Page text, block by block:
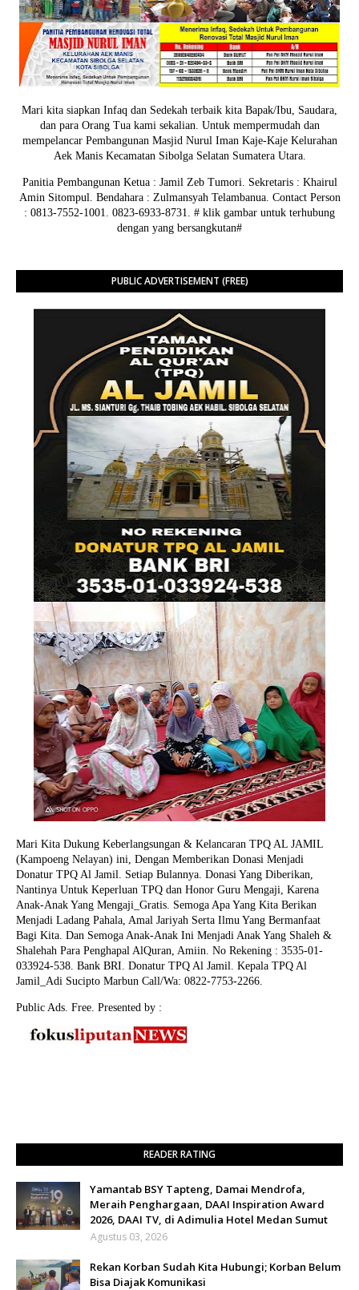
Mari kita siapkan Infaq dan Sedekah terbaik kita Bapak/Ibu, Saudara,
dan para Orang Tua kami sekalian. Untuk mempermudah dan
mempelancar Pembangunan Masjid Nurul Iman Kaje-Kaje Kelurahan
Aek Manis Kecamatan Sibolga Selatan Sumatera Utara.
Panitia Pembangunan Ketua : Jamil Zeb Tumori. Sekretaris : Khairul
Amin Sitompul. Bendahara : Zulmansyah Telambanua. Contact Person
: 0813-7552-1001. 0823-6933-8731. # klik gambar untuk terhubung
dengan yang bersangkutan#
PUBLIC ADVERTISEMENT (FREE)
Mari Kita Dukung Keberlangsungan & Kelancaran TPQ AL JAMIL
(Kampoeng Nelayan) ini, Dengan Memberikan Donasi Menjadi
Donatur TPQ Al Jamil. Setiap Bulannya. Donasi Yang Diberikan,
Nantinya Untuk Keperluan TPQ dan Honor Guru Mengaji, Karena
Anak-Anak Yang Mengaji_Gratis. Semoga Apa Yang Kita Berikan
Menjadi Ladang Pahala, Amal Jariyah Serta Ilmu Yang Bermanfaat
Bagi Kita. Dan Semoga Anak-Anak Ini Menjadi Anak Yang Shaleh &
Shalehah Para Penghapal AlQuran, Amiin. No Rekening : 3535-01-
033924-538. Bank BRI. Donatur TPQ Al Jamil. Kepala TPQ Al
Jamil_Adi Sucipto Marbun Call/Wa: 0822-7753-2266.
Public Ads. Free. Presented by :
READER RATING
Yamantab BSY Tapteng, Damai Mendrofa,
Meraih Penghargaan, DAAI Inspiration Award
2026, DAAI TV, di Adimulia Hotel Medan Sumut
Agustus 03, 2026
Rekan Korban Sudah Kita Hubungi; Korban Belum
Bisa Diajak Komunikasi